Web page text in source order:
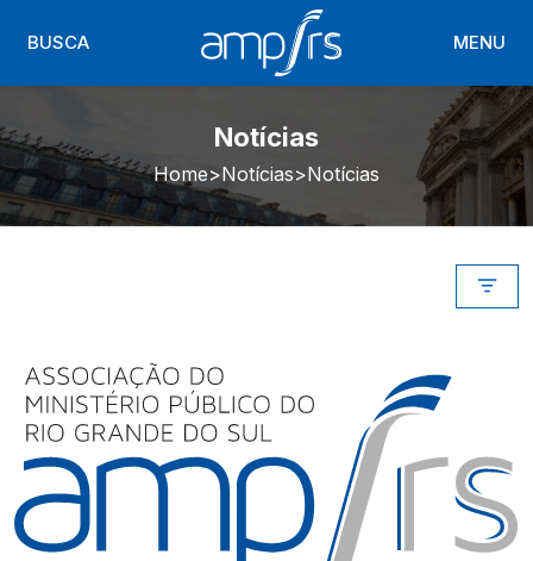
BUSCA MENU
Notícias
Home Notícias Notícias